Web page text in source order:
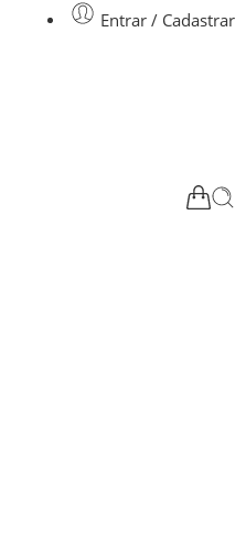
Entrar / Cadastrar